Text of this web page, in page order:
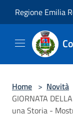
Regione Emilia
Home > Novità
GIORNATA
una Storia -